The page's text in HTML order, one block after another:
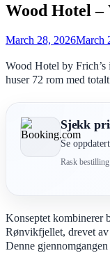
Wood Hotel –
March 28, 2026March
Wood Hotel by Frich’s
huser 72 rom med
Sjekk
Se
Rask
Konseptet kombinerer
Rønvikfjellet, drevet
Denne